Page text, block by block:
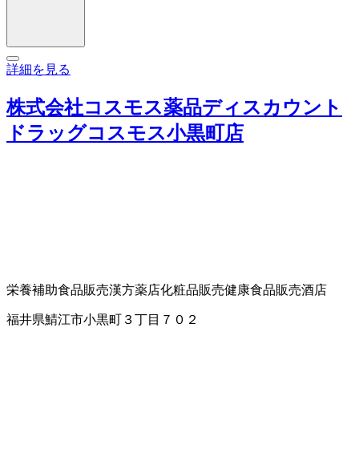
詳細を見る
株式会社コスモス薬品ディスカウント
ドラッグコスモス小黒町店
栄養補助食品販売漢方薬店化粧品販売健康食品販売酒店
福井県鯖江市小黒町３丁目７０２